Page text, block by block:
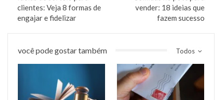
clientes: Veja 8 formas de
engajar e fidelizar
vender: 18 ideias que
fazem sucesso
Todos
você pode gostar também